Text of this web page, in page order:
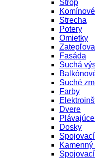
Strop
Strecha
Potery
Omietky
Fasáda
Suchá
Suché
Farby
Dvere
Dosky
Spojovací